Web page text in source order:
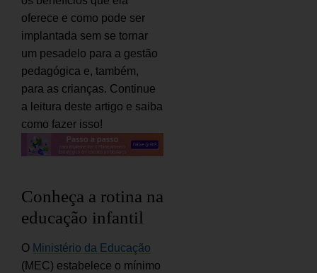
oferece e como pode ser
implantada sem se tornar
um pesadelo para a gestão
pedagógica e, também,
para as crianças. Continue
a leitura deste artigo e saiba
como fazer isso!
Conheça a rotina na
educação infantil
O Ministério da Educação
(MEC) estabelece o mínimo